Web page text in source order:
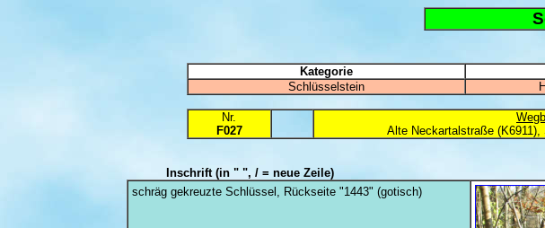
Kategorie
Schlüsselstein
Nr.
F027
Alte Neckartalstraße
Inschrift(in " ", / = neue Zeile)
schräg gekreuzte Schlüssel, Rückseite "1443" (gotisch)